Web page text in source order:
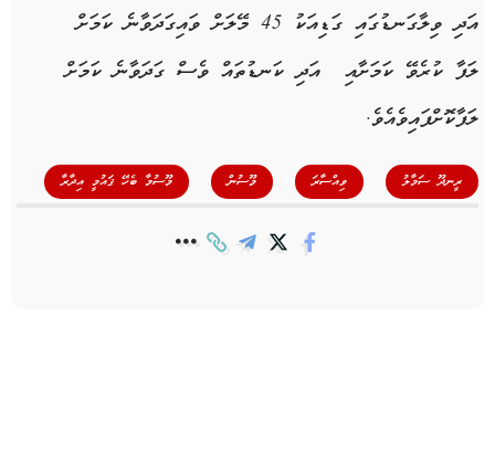
އަދި ވިލާގަނޑުގައި ގަޑިއަކު 45 މޭލަށް ވައިގަދަވާނެ ކަމަށް
ލަފާ ކުރެވޭ ކަމަށާއި އަދި ކަނޑުތައް ވެސް ގަދަވާނެ ކަމަށް
ލަފާކޮށްފައިވެއެވެ.
ރީނދޫ ސަމާލު ވިއްސާރަ މޫސުން މޫސުމާ ބެހޭ ޤައުމީ އިދާރާ